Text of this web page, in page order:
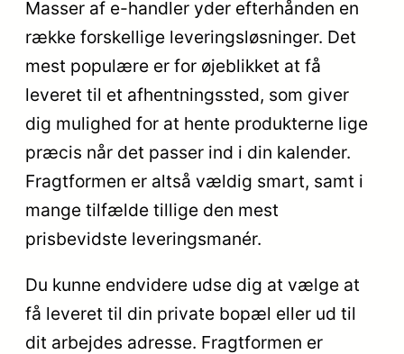
Masser af e-handler yder efterhånden en
række forskellige leveringsløsninger. Det
mest populære er for øjeblikket at få
leveret til et afhentningssted, som giver
dig mulighed for at hente produkterne lige
præcis når det passer ind i din kalender.
Fragtformen er altså vældig smart, samt i
mange tilfælde tillige den mest
prisbevidste leveringsmanér.
Du kunne endvidere udse dig at vælge at
få leveret til din private bopæl eller ud til
dit arbejdes adresse. Fragtformen er